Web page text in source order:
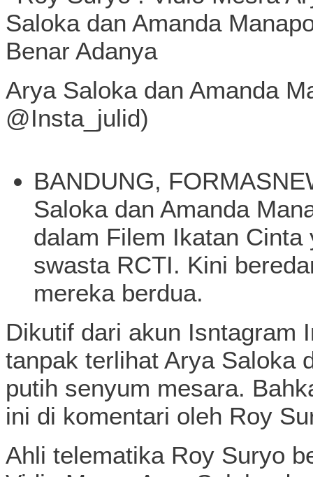
Arya Saloka dan Amanda
@Insta_julid)
BANDUNG,
Saloka dan Amanda
dalam Filem Ikatan
swasta RCTI. Kini
mereka berdua.
Dikutif dari akun Isntagram
tanpak terlihat Arya Saloka
putih senyum mesara.
ini di komentari oleh Roy
Ahli telematika Roy Suryo